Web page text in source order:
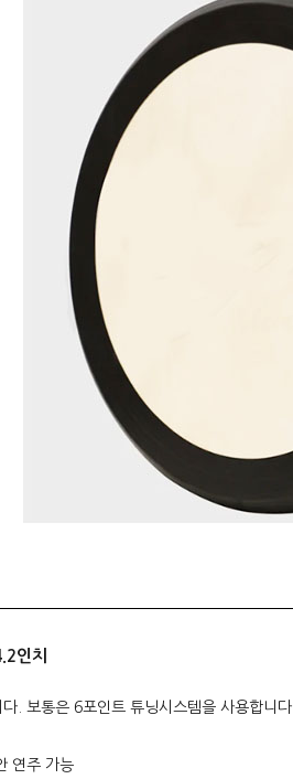
인치
. 보통은 6포인트 튜닝시스템을 사용합니다.
연주 가능